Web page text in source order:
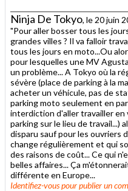
Ninja De Tokyo, le 20 juin
"Pour aller bosser tous les
grandes villes ? Il va falloir
tous les jours en moto...Ou
pour lesquelles une MV
un problème... A Tokyo où la
sévère (place de parking à la
acheter un véhicule, pas de
parking moto seulement en
interdiction d'aller travailler
parking sur le lieu de travail...)
disparu sauf pour les ouvriers
change régulièrement et qui
des raisons de coût... Ce qui
belles affaires... Ça
différente en Europe...
Identifiez-vouspour publier un